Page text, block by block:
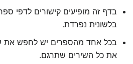
בדף זה מופיעים קישורים לדפי
בלשונית נפרדת.
בכל אחד מהספרים יש לחפש את
את כל השירים שתרגם.